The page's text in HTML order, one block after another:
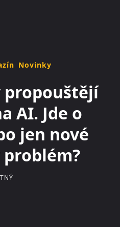
Novinky
AI. Jde o
jen nové
problém?